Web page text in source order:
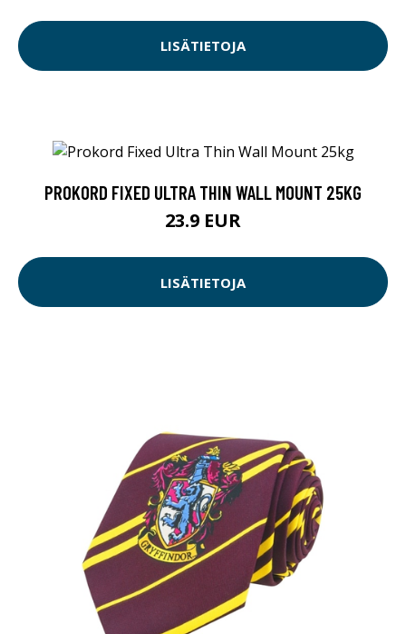
LISÄTIETOJA
PROKORD FIXED ULTRA THIN WALL MOUNT 25KG
23.9 EUR
LISÄTIETOJA